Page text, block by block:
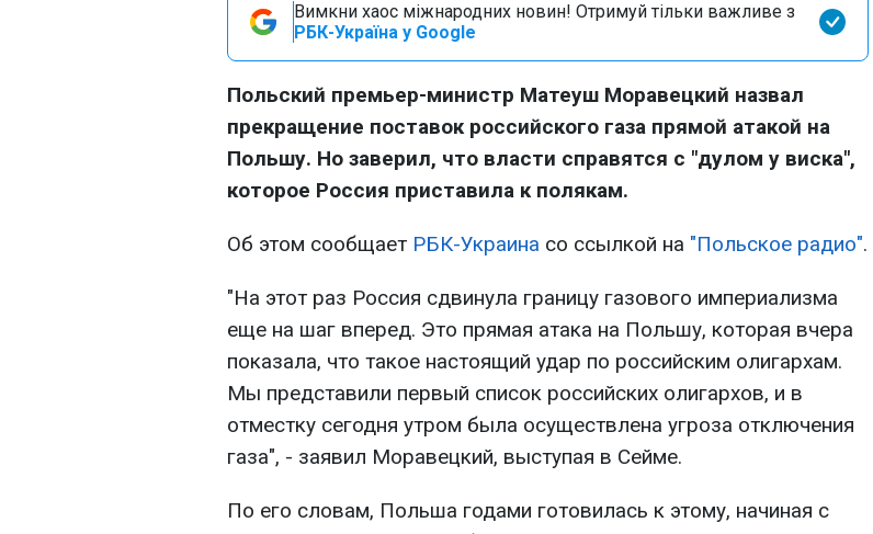
Вимкни хаос міжнародних новин! Отримуй тільки важливе з
РБК-Україна у Google
Польский премьер-министр Матеуш Моравецкий назвал
прекращение поставок российского газа прямой атакой на
Польшу. Но заверил, что власти справятся с "дулом у виска",
которое Россия приставила к полякам.
Об этом сообщает РБК-Украина со ссылкой на "Польское радио".
"На этот раз Россия сдвинула границу газового империализма
еще на шаг вперед. Это прямая атака на Польшу, которая вчера
показала, что такое настоящий удар по российским олигархам.
Мы представили первый список российских олигархов, и в
отместку сегодня утром была осуществлена угроза отключения
газа", - заявил Моравецкий, выступая в Сейме.
По его словам, Польша годами готовилась к этому, начиная с